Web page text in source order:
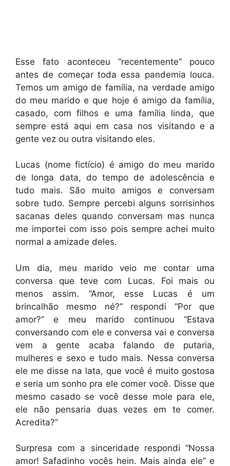
Esse fato aconteceu “recentemente” pouco
antes de começar toda essa pandemia louca.
Temos um amigo de família, na verdade amigo
do meu marido e que hoje é amigo da família,
casado, com filhos e uma família linda, que
sempre está aqui em casa nos visitando e a
gente vez ou outra visitando eles.
Lucas (nome fictício) é amigo do meu marido
de longa data, do tempo de adolescência e
tudo mais. São muito amigos e conversam
sobre tudo. Sempre percebi alguns sorrisinhos
sacanas deles quando conversam mas nunca
me importei com isso pois sempre achei muito
normal a amizade deles.
Um dia, meu marido veio me contar uma
conversa que teve com Lucas. Foi mais ou
menos assim. “Amor, esse Lucas é um
brincalhão mesmo né?” respondi “Por que
amor?” e meu marido continuou “Estava
conversando com ele e conversa vai e conversa
vem a gente acaba falando de putaria,
mulheres e sexo e tudo mais. Nessa conversa
ele me disse na lata, que você é muito gostosa
e seria um sonho pra ele comer você. Disse que
mesmo casado se você desse mole para ele,
ele não pensaria duas vezes em te comer.
Acredita?”
Surpresa com a sinceridade respondi “Nossa
amor! Safadinho vocês hein. Mais ainda ele” e